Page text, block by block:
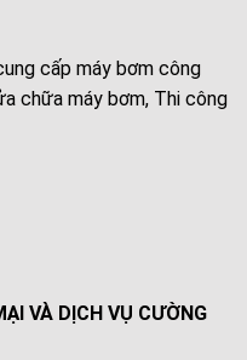
cấp máy bơm công
chữa máy bơm, Thi công
VÀ DỊCH VỤ CƯỜNG